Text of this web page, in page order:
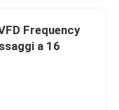
Frequency
a 16